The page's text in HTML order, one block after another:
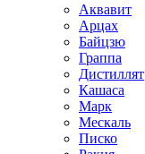
Аквавит
Арцах
Байцзю
Граппа
Дистиллят
Кашаса
Марк
Мескаль
Писко